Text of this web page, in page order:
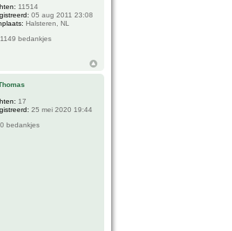
11514
05 aug 2011 23:08
Halsteren, NL
1149 bedankjes
17
25 mei 2020 19:44
0 bedankjes